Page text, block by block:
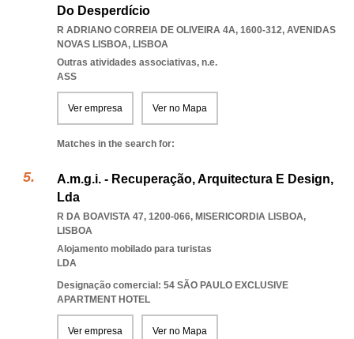
Do Desperdício
R ADRIANO CORREIA DE OLIVEIRA 4A, 1600-312, AVENIDAS
NOVAS LISBOA, LISBOA
Outras atividades associativas, n.e.
ASS
Ver empresa Ver no Mapa
Matches in the search for:
A.m.g.i. - Recuperação, Arquitectura E Design,
Lda
R DA BOAVISTA 47, 1200-066, MISERICORDIA LISBOA,
LISBOA
Alojamento mobilado para turistas
LDA
Designação comercial: 54 SÃO PAULO EXCLUSIVE
APARTMENT HOTEL
Ver empresa Ver no Mapa